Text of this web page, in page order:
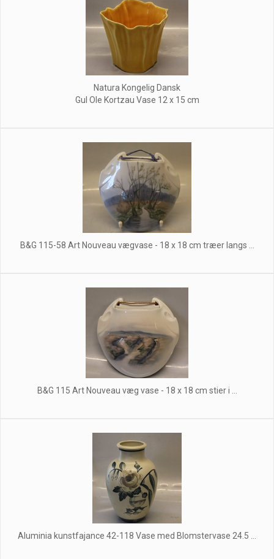
Natura Kongelig Dansk
Gul Ole Kortzau Vase 12 x 15 cm
B&G 115-58 Art Nouveau vægvase - 18 x 18 cm træer langs ...
B&G 115 Art Nouveau væg vase - 18 x 18 cm stier i ...
Aluminia kunstfajance 42-118 Vase med Blomstervase 24.5 ...